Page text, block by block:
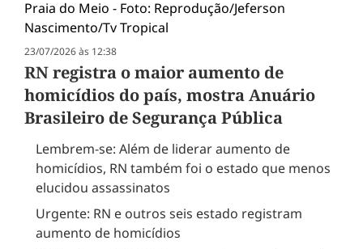
23/07/2026 às 12:38
RN registra o maior aumento de
homicídios do país, mostra Anuário
Brasileiro de Segurança Pública
Lembrem-se: Além de liderar aumento de
homicídios, RN também foi o estado que menos
elucidou assassinatos
Urgente: RN e outros seis estado registram
aumento de homicídios